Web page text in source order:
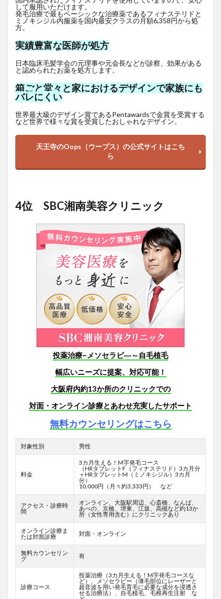
して服用いただけます。
発毛治療で最もベーシックな治療薬であるフィナステリドと
ミノキシジル内服薬を国内最安クラスの月額6,358円から処
方。
実績豊富な医師が処方
日本臨床毛髪学会の元理事や元会長などが診察、効果がある
と認められたお薬を処方します。
箱ごと堂々と家におけるデザインで家族にも
バレにくい
世界最大級のデザイン賞であるPentawardsで金賞を受賞する
など世界で様々な賞を受賞したおしゃれなデザイン。
天王寺のOops（ウープス）の公式サイトはこち
ら
4位 SBC湘南美容クリニック
投薬治療~メソセラピ―～自毛植毛
幅広いニーズに提案、対応可能！
大阪府内約13か所のクリニックでの
対面・オンライン診療とあわせ充実したサポート
無料カウンセリングはこちら
対象性別 男性
料金
3カ月生える！M字発毛コース
（HRタブレットF （フィナステリド）3カ月分
＋HRタブレットM（ミノキシジル）3カ月
分）
10,000円（月々約3,333円） など
アクセス・診療時
間
オンライン、大阪駅周辺、心斎橋、なんば、
あべの、京橋、堺東、江坂、高槻など約13か
所（女性専用含む）にクリニックあり
オンライン診療ま
たは対面診療
対面・オンライン
無料カウンセリン
グ
有
診療コース
投薬治療（3カ月生える！M字発毛コースな
ど）、メソセラピー（薄毛部位にレーザーと
超音波を用い発毛育毛に必要な成分を浸透さ
せる治療法）、自毛植毛、毛根再生注射 な